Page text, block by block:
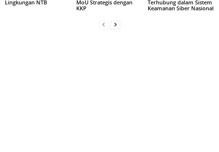
Lingkungan NTB
MoU Strategis dengan
KKP
Terhubung dalam Sistem
Keamanan Siber Nasional